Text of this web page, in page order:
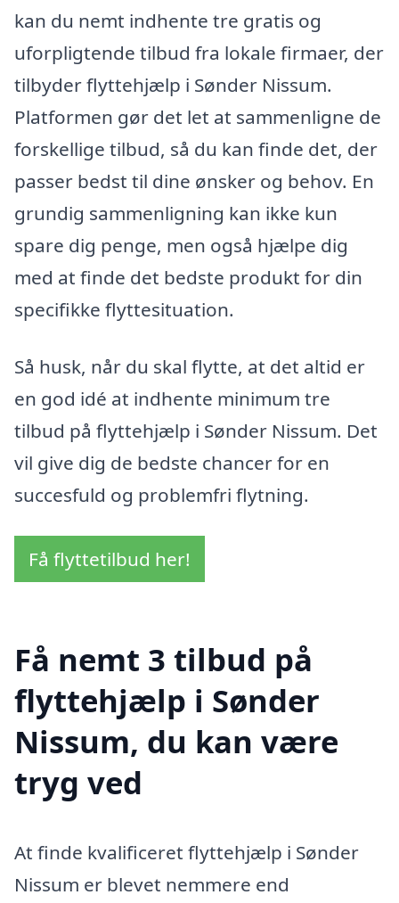
kan du nemt indhente tre gratis og
uforpligtende tilbud fra lokale firmaer, der
tilbyder flyttehjælp i Sønder Nissum.
Platformen gør det let at sammenligne de
forskellige tilbud, så du kan finde det, der
passer bedst til dine ønsker og behov. En
grundig sammenligning kan ikke kun
spare dig penge, men også hjælpe dig
med at finde det bedste produkt for din
specifikke flyttesituation.
Så husk, når du skal flytte, at det altid er
en god idé at indhente minimum tre
tilbud på flyttehjælp i Sønder Nissum. Det
vil give dig de bedste chancer for en
succesfuld og problemfri flytning.
Få flyttetilbud her!
Få nemt 3 tilbud på
flyttehjælp i Sønder
Nissum, du kan være
tryg ved
At finde kvalificeret flyttehjælp i Sønder
Nissum er blevet nemmere end